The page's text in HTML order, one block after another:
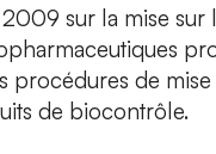
sur la mise sur
procédures de
de biocontrôle.